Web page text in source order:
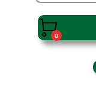

0